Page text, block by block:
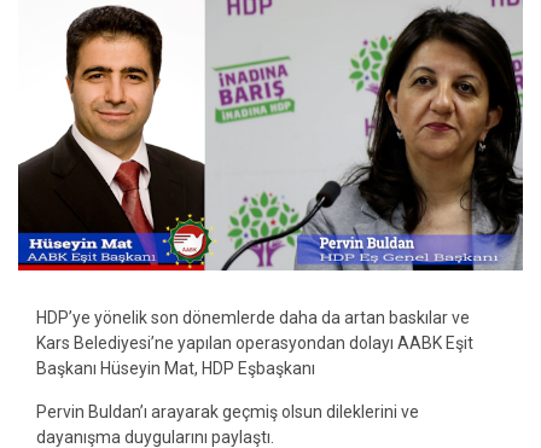
HDP’ye yönelik son dönemlerde daha da artan baskılar ve
Kars Belediyesi’ne yapılan operasyondan dolayı AABK Eşit
Başkanı Hüseyin Mat, HDP Eşbaşkanı
Pervin Buldan’ı arayarak geçmiş olsun dileklerini ve
dayanışma duygularını paylaştı.